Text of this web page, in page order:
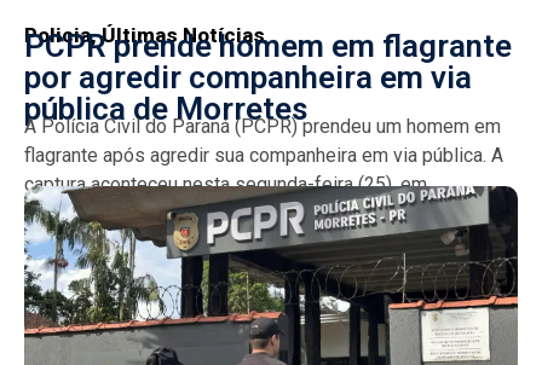
Policia,Últimas Notícias
PCPR prende homem em flagrante
por agredir companheira em via
pública de Morretes
A Polícia Civil do Paraná (PCPR) prendeu um homem em
flagrante após agredir sua companheira em via pública. A
captura aconteceu nesta segunda-feira (25), em...